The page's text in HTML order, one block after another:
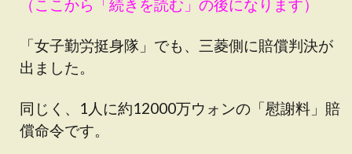
（ここから「続きを読む」の後になります）
「女子勤労挺身隊」でも、三菱側に賠償判決が
出ました。
同じく、1人に約12000万ウォンの「慰謝料」賠
償命令です。